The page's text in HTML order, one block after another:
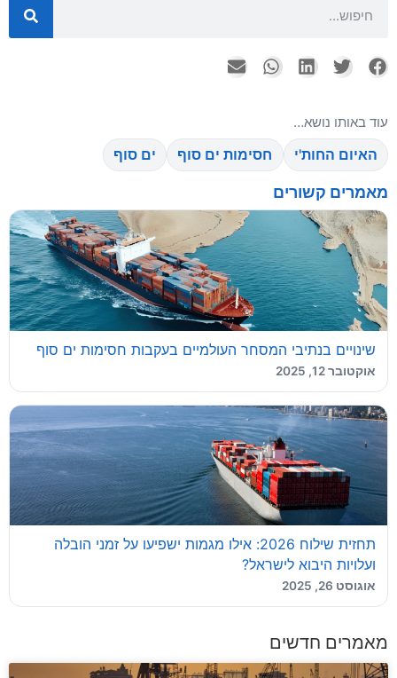
עוד באותו נושא…
האיום החות'י חסימות ים סוף ים סוף
מאמרים קשורים
שינויים בנתיבי המסחר העולמיים בעקבות חסימות ים סוף
אוקטובר 12, 2025
תחזית שילוח 2026: אילו מגמות ישפיעו על זמני הובלה
ועלויות היבוא לישראל?
אוגוסט 26, 2025
מאמרים חדשים